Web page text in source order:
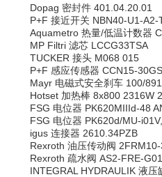
Dopag 密封件 401.04.20.01
P+F 接近开关 NBN40-U1-
Aquametro 热量/低温计数器
MP Filtri 滤芯 LCCG33TSA
TUCKER 接头 M068 015
P+F 感应传感器 CCN15-
Mayr 电磁式安全刹车 100/
Hotset 加热棒 8x800 2316W
FSG 电位器 PK620MIIId-48
FSG 电位器 PK620d/MU-
igus 连接器 2610.34PZB
Rexroth 油压传动阀
Rexroth 疏水阀 AS2-FRE-
INTEGRAL HYDRAULIK 液